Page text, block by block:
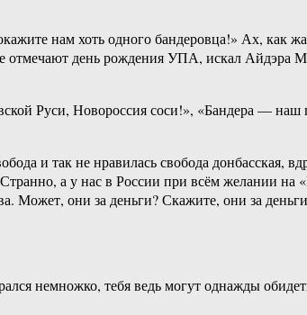
нам хоть одного бандеровца!» Ах, как
отмечают день рождения УПА, искал
Руси, Новороссия соси!», «Бандера —
и так не нравилась свобода донбасская,
а у нас в России при всём желании на
Может, они за деньги? Скажите, они за
немножко, тебя ведь могут однажды